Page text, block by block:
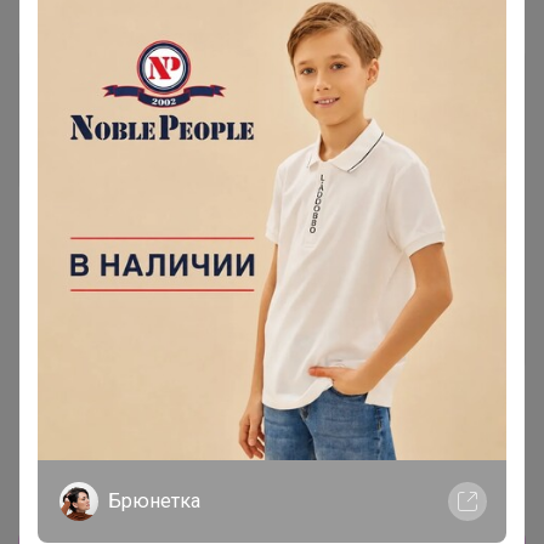
Джемпер мужской CASINO
c121-016 слива
Новинка
3 060р
G137-кэжуал D1 (бежевый)
Жакет мужской
Брюнетка